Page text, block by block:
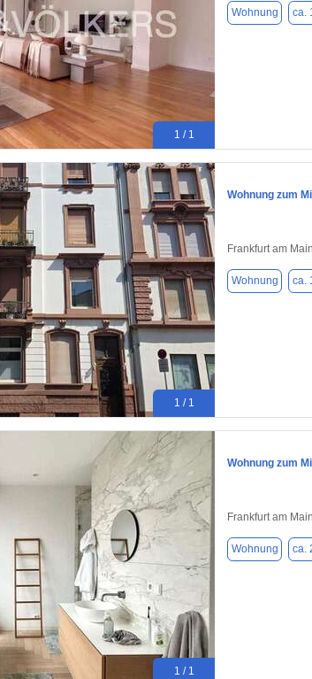
1 / 1
Wohnung ca.
1 / 1
Wohnung zum
Frankfurt am
Wohnung ca.
1 / 1
Wohnung zum
Frankfurt am
Wohnung ca.